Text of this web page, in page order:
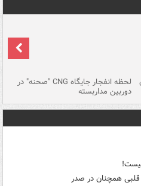
لحظه انفجار جایگاه CNG "صحنه" در
دوربین مداربسته
قلبی همچنان در صدر